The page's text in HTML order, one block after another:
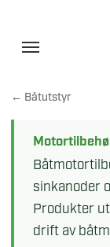
← Båtutstyr
sinkanoder
Produkter
drift av